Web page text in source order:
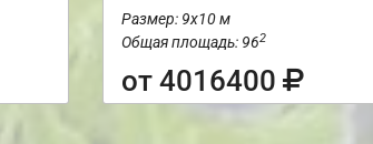
Размер: 9х10 м
Общая площадь: 962
от 4016400